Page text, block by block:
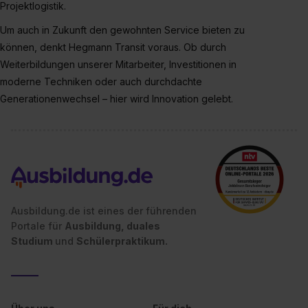
der Kategorien „Präferenzen“, „Statistiken“ und „Social
Media und Marketing“ umfasst hierbei die Einwilligung
zur Übermittlung deiner Daten in die USA (Art. 49 Abs. 1
S. 1 lit. a) DS-GVO). Die USA verfügen über kein
angemessenes Datenschutzniveau (EuGH – Schrems
II). Du kannst die von dir erteilte Einwilligung jederzeit mit
Einstellungen“ widerrufen. Weitere Informationen zu den
einzelnen Cookies findest du durch Klick auf „Details
zeigen“. Weitere Informationen:
Datenschutzerklärung ,
Projektlogistik.
Um auch in Zukunft den gewohnten Service bieten zu
können, denkt Hegmann Transit voraus. Ob durch
Weiterbildungen unserer Mitarbeiter, Investitionen in
moderne Techniken oder auch durchdachte
Generationenwechsel – hier wird Innovation gelebt.
Ausbildung.de ist eines der führenden
Portale für Ausbildung, duales
Studium und Schülerpraktikum.